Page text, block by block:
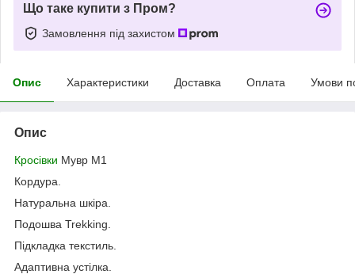
Що таке купити з Пром?
Замовлення під захистом
Опис Характеристики Доставка Оплата Умови
Опис
Кросівки Мувр М1
Кордура.
Натуральна шкіра.
Подошва Trekking.
Підкладка текстиль.
Адаптивна устілка.